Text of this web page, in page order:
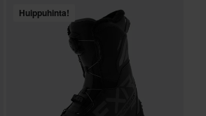
Huippuhinta!